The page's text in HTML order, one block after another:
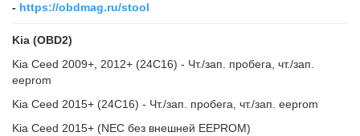
- https://obdmag.ru/stool
Kia (OBD2)
Kia Ceed 2009+, 2012+ (24C16) - Чт./зап. пробега, чт./зап.
eeprom
Kia Ceed 2015+ (24C16) - Чт./зап. пробега, чт./зап. eeprom
Kia Ceed 2015+ (NEC без внешней EEPROM)